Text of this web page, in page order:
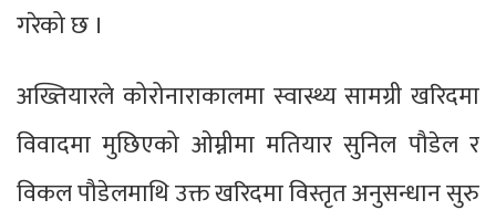
गरेको छ ।
अख्तियारले कोरोनाराकालमा स्वास्थ्य सामग्री खरिदमा
विवादमा मुछिएको ओम्नीमा मतियार सुनिल पौडेल र
विकल पौडेलमाथि उक्त खरिदमा विस्तृत अनुसन्धान सुरु